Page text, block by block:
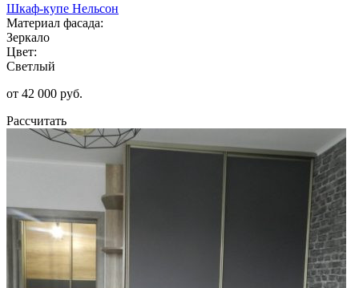
Шкаф-купе Нельсон
Материал фасада:
Зеркало
Цвет:
Светлый
от 42 000 руб.
Рассчитать